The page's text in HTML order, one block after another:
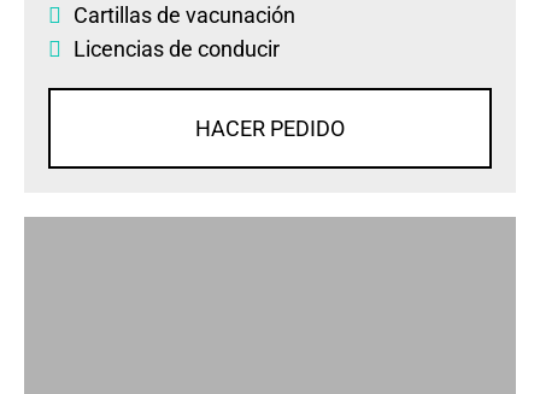
Cartillas de vacunación
Licencias de conducir
HACER PEDIDO